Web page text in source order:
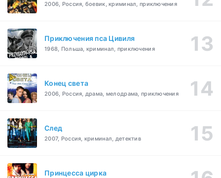
2006, Россия, боевик, криминал, приключения
Приключения пса Цивиля
1968, Польша, криминал, приключения
Конец света
2006, Россия, драма, мелодрама, приключения
След
2007, Россия, криминал, детектив
Принцесса цирка